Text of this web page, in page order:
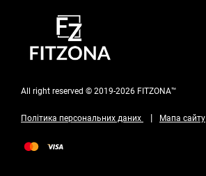
All right reserved © 2019-2026 FITZONA™
Політика персональних даних | Мапа сайту